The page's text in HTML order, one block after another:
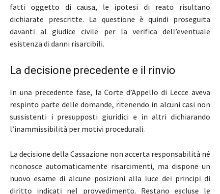
fatti oggetto di causa, le ipotesi di reato risultano
dichiarate prescritte. La questione è quindi proseguita
davanti al giudice civile per la verifica dell’eventuale
esistenza di danni risarcibili.
La decisione precedente e il rinvio
In una precedente fase, la Corte d’Appello di Lecce aveva
respinto parte delle domande, ritenendo in alcuni casi non
sussistenti i presupposti giuridici e in altri dichiarando
l’inammissibilità per motivi procedurali.
La decisione della Cassazione non accerta responsabilità né
riconosce automaticamente risarcimenti, ma dispone un
nuovo esame di alcune posizioni alla luce dei principi di
diritto indicati nel provvedimento. Restano escluse le